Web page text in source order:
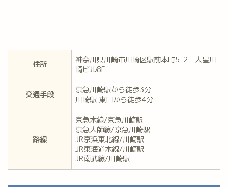
住所
神奈川県川崎市川崎区駅前本町5-2 大星川
崎ビル8F
交通手段
京急川崎駅から徒歩3分
川崎駅 東口から徒歩4分
路線
京急本線/京急川崎駅
京急大師線/京急川崎駅
JR京浜東北線/川崎駅
JR東海道本線/川崎駅
JR南武線/川崎駅